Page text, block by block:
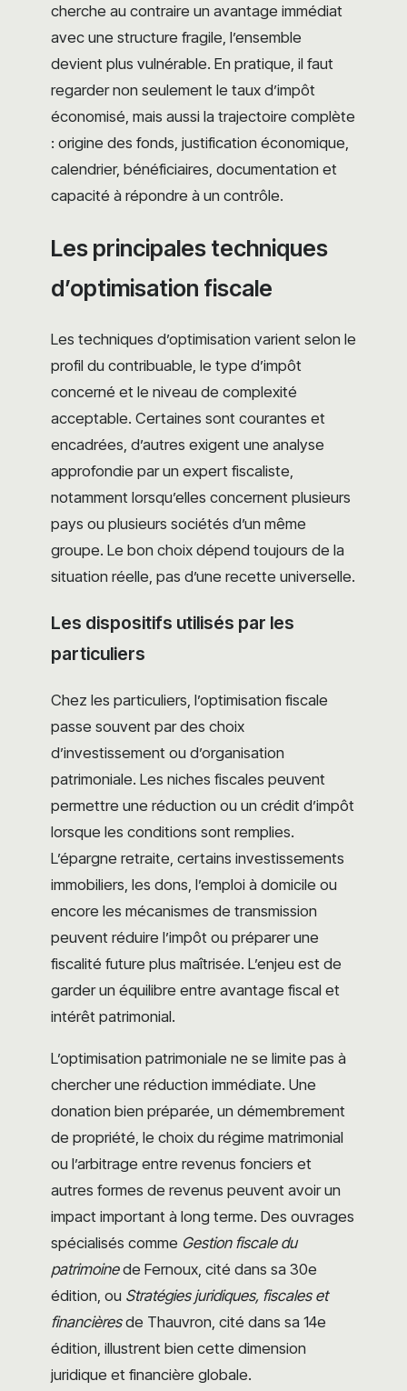
cherche au contraire un avantage immédiat
avec une structure fragile, l’ensemble
devient plus vulnérable. En pratique, il faut
regarder non seulement le taux d’impôt
économisé, mais aussi la trajectoire complète
: origine des fonds, justification économique,
calendrier, bénéficiaires, documentation et
capacité à répondre à un contrôle.
Les principales techniques
d’optimisation fiscale
Les techniques d’optimisation varient selon le
profil du contribuable, le type d’impôt
concerné et le niveau de complexité
acceptable. Certaines sont courantes et
encadrées, d’autres exigent une analyse
approfondie par un expert fiscaliste,
notamment lorsqu’elles concernent plusieurs
pays ou plusieurs sociétés d’un même
groupe. Le bon choix dépend toujours de la
situation réelle, pas d’une recette universelle.
Les dispositifs utilisés par les
particuliers
Chez les particuliers, l’optimisation fiscale
passe souvent par des choix
d’investissement ou d’organisation
patrimoniale. Les niches fiscales peuvent
permettre une réduction ou un crédit d’impôt
lorsque les conditions sont remplies.
L’épargne retraite, certains investissements
immobiliers, les dons, l’emploi à domicile ou
encore les mécanismes de transmission
peuvent réduire l’impôt ou préparer une
fiscalité future plus maîtrisée. L’enjeu est de
garder un équilibre entre avantage fiscal et
intérêt patrimonial.
L’optimisation patrimoniale ne se limite pas à
chercher une réduction immédiate. Une
donation bien préparée, un démembrement
de propriété, le choix du régime matrimonial
ou l’arbitrage entre revenus fonciers et
autres formes de revenus peuvent avoir un
impact important à long terme. Des ouvrages
spécialisés comme Gestion fiscale du
patrimoinede Fernoux, cité dans sa 30e
édition, ou Stratégies juridiques, fiscales et
financièresde Thauvron, cité dans sa 14e
édition, illustrent bien cette dimension
juridique et financière globale.